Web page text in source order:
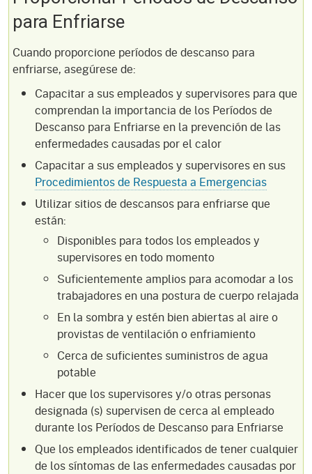
para Enfriarse
Cuando proporcione períodos de descanso para
enfriarse, asegúrese de:
Capacitar a sus empleados y supervisores para que
comprendan la importancia de los Períodos de
Descanso para Enfriarse en la prevención de las
enfermedades causadas por el calor
Capacitar a sus empleados y supervisores en sus
Procedimientos de Respuesta a Emergencias
Utilizar sitios de descansos para enfriarse que
están:
Disponibles para todos los empleados y
supervisores en todo momento
Suficientemente amplios para acomodar a los
trabajadores en una postura de cuerpo relajada
En la sombra y estén bien abiertas al aire o
provistas de ventilación o enfriamiento
Cerca de suficientes suministros de agua
potable
Hacer que los supervisores y/o otras personas
designada (s) supervisen de cerca al empleado
durante los Períodos de Descanso para Enfriarse
Que los empleados identificados de tener cualquier
de los síntomas de las enfermedades causadas por